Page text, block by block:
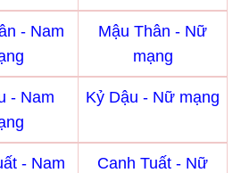
- Nam
Mậu Thân - Nữ
mạng
- Nam
Kỷ Dậu - Nữ mạng
- Nam
Canh Tuất - Nữ